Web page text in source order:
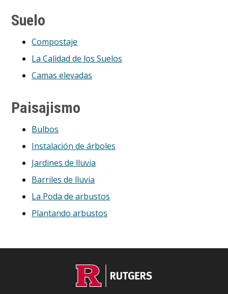
Suelo
Compostaje
La Calidad de los Suelos
Camas elevadas
Paisajismo
Bulbos
Instalación de árboles
Jardines de lluvia
Barriles de lluvia
La Poda de arbustos
Plantando arbustos